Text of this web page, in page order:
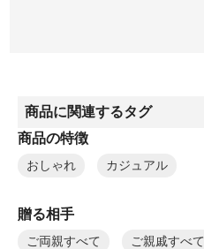
商品に関連するタグ
商品の特徴
おしゃれ カジュアル
贈る相手
ご両親すべて ご親戚すべて